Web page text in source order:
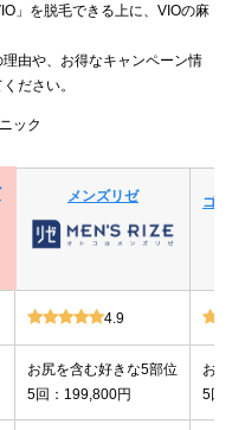
」を脱毛できる上に、VIOの麻
由や、お得なキャンペーン情
ださい。
ック
メンズリゼ ゴ
4.9
お尻を含む好きな5部位
5回：199,800円
お
5回